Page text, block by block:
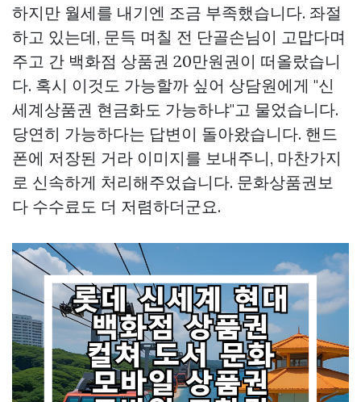
하지만 월세를 내기엔 조금 부족했습니다. 좌절
하고 있는데, 문득 며칠 전 단골손님이 고맙다며
주고 간 백화점 상품권 20만원권이 떠올랐습니
다. 혹시 이것도 가능할까 싶어 상담원에게 "신
세계상품권 현금화도 가능하냐"고 물었습니다.
당연히 가능하다는 답변이 돌아왔습니다. 핸드
폰에 저장된 거라 이미지를 보내주니, 마찬가지
로 신속하게 처리해주었습니다. 문화상품권보
다 수수료도 더 저렴하더군요.